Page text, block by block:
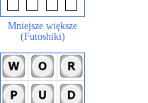
Mniejsze większe
(Futoshiki)